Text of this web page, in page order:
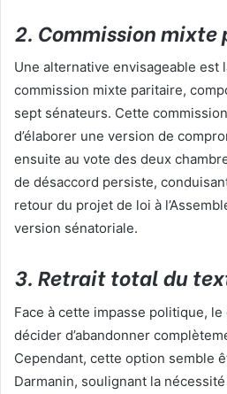
2. Commission
Une alternative envisageable est
commission mixte paritaire,
sept sénateurs. Cette
d’élaborer une version de
ensuite au vote des deux
de désaccord persiste,
retour du projet de loi à
version sénatoriale.
3. Retrait total du
Face à cette impasse politique,
décider d’abandonner
Cependant, cette option semble
Darmanin, soulignant la